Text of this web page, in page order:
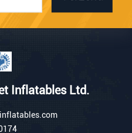
Inflatables Ltd.